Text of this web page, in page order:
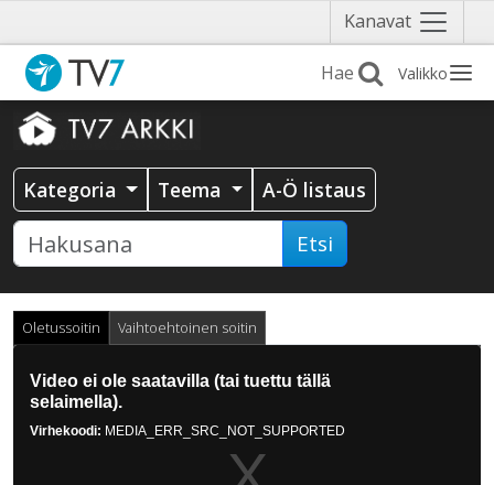
Kanavat Näytä
valikko
Valikko
Kategoria Teema A-Ö listaus
Etsi
Oletussoitin Vaihtoehtoinen soitin
Video
Player
window.
Video ei ole saatavilla (tai tuettu tällä
selaimella).
Virhekoodi: MEDIA_ERR_SRC_NOT_SUPPORTED